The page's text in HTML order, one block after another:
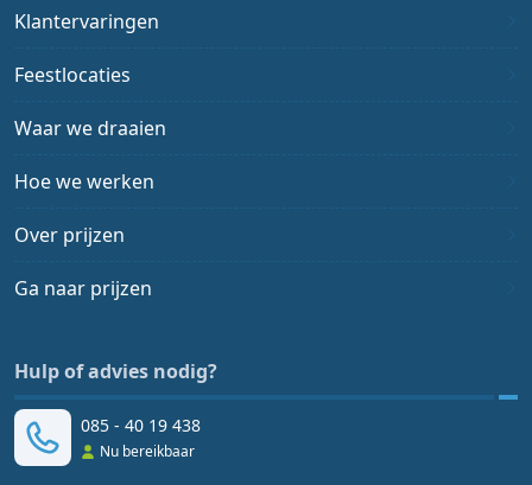
Klantervaringen
Feestlocaties
Waar we draaien
Hoe we werken
Over prijzen
Ga naar prijzen
Hulp of advies nodig?
085 - 40 19 438
Nu bereikbaar